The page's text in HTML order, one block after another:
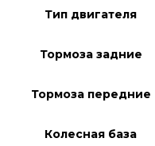
Тип двигателя
Тормоза задние
Тормоза передние
Колесная база